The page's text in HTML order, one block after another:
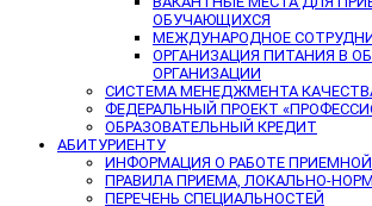
ОБУЧАЮЩИХСЯ
МЕЖДУНАРОДНОЕ
ОРГАНИЗАЦИЯ ПИТАНИЯ В
ОРГАНИЗАЦИИ
СИСТЕМА МЕНЕДЖМЕНТА
ФЕДЕРАЛЬНЫЙ ПРОЕКТ
ОБРАЗОВАТЕЛЬНЫЙ КРЕДИТ
АБИТУРИЕНТУ
ИНФОРМАЦИЯ О РАБОТЕ
ПРАВИЛА ПРИЕМА, ЛОКАЛЬНО-
ПЕРЕЧЕНЬ СПЕЦИАЛЬНОСТЕЙ